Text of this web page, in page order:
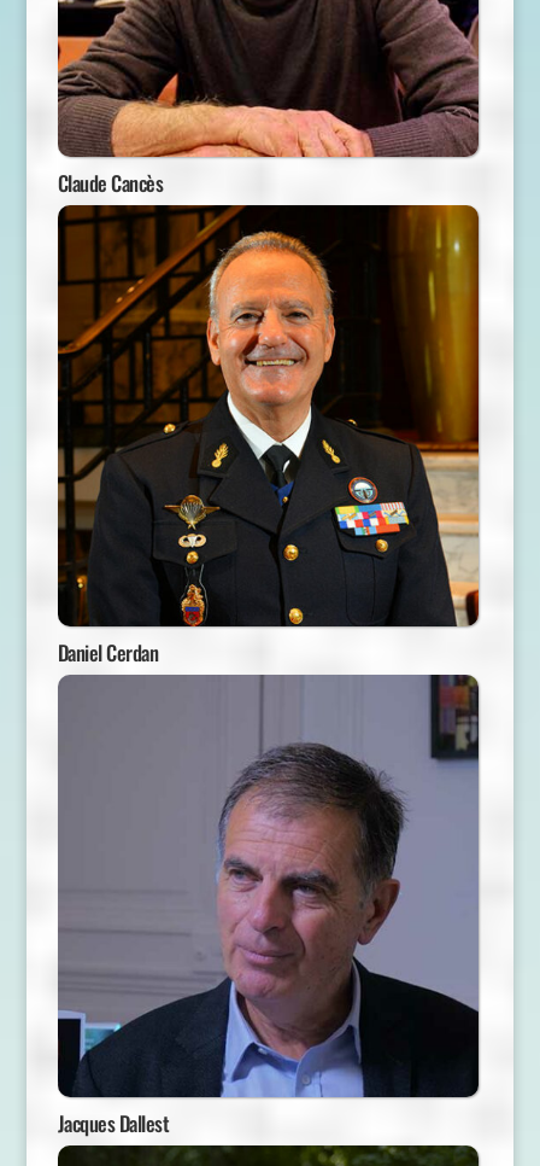
Claude Cancès
Daniel Cerdan
Jacques Dallest